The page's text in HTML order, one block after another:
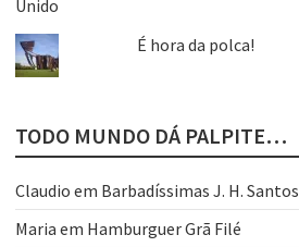
É hora da polca!
TODO MUNDO DÁ PALPITE…
Claudio em Barbadíssimas J. H. Santos
Maria em Hamburguer Grã Filé